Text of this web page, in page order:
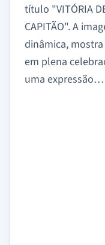
título "VITÓRIA
CAPITÃO". A
dinâmica,
em plena
uma expressão…